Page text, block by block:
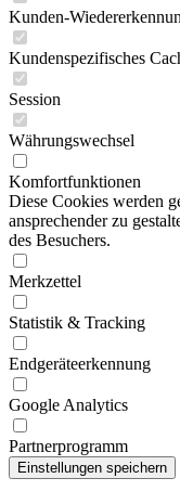
Kunden-
Kundenspezifisches
Session
Währungswechsel
Komfortfunktionen
Diese Cookies werden
ansprechender zu
des Besuchers.
Merkzettel
Statistik & Tracking
Endgeräteerkennung
Google Analytics
Partnerprogramm